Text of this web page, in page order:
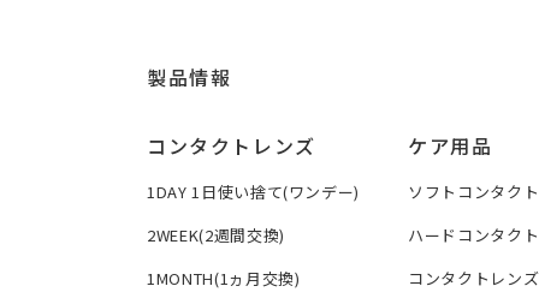
製品情報
コンタクトレンズ
1DAY 1日使い捨て(ワンデー)
2WEEK(2週間交換)
1MONTH(1ヵ月交換)
ケア用品
ソフトコンタク
ハードコンタク
コンタクトレン